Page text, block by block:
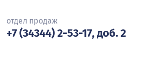
отдел продаж
+7 (34344) 2-53-17, доб. 2